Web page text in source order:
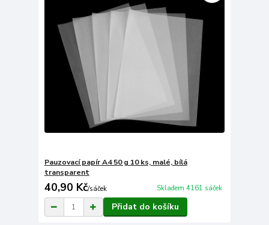
Pauzovací papír A4 50 g 10 ks, malé, bílá
transparent
40,90 Kč/sáček Skladem 4161 sáček
Přidat do košíku